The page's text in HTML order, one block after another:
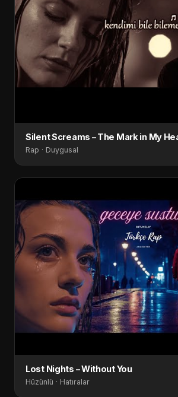
Silent Screams – The Mark in My
Rap · Duygusal
Lost Nights – Without You
Hüzünlü · Hatıralar